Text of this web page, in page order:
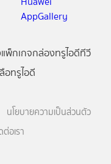
แพ็กเกจกล่องทรูไอดีทีวี
อทรูไอดี
นโยบายความเป็นส่วนตัว
อเรา